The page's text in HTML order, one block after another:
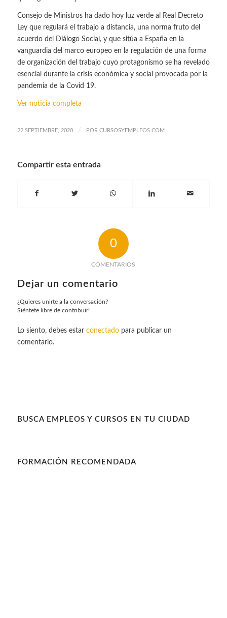
Consejo de Ministros ha dado hoy luz verde al Real Decreto
Ley que regulará el trabajo a distancia, una norma fruto del
acuerdo del Diálogo Social, y que sitúa a España en la
vanguardia del marco europeo en la regulación de una forma
de organización del trabajo cuyo protagonismo se ha revelado
esencial durante la crisis económica y social provocada por la
pandemia de la Covid 19.
Ver noticia completa
22 SEPTIEMBRE, 2020 / POR CURSOSYEMPLEOS.COM
Compartir esta entrada
0
COMENTARIOS
Dejar un comentario
¿Quieres unirte a la conversación?
Siéntete libre de contribuir!
Lo siento, debes estar conectadopara publicar un
comentario.
BUSCA EMPLEOS Y CURSOS EN TU CIUDAD
FORMACIÓN RECOMENDADA